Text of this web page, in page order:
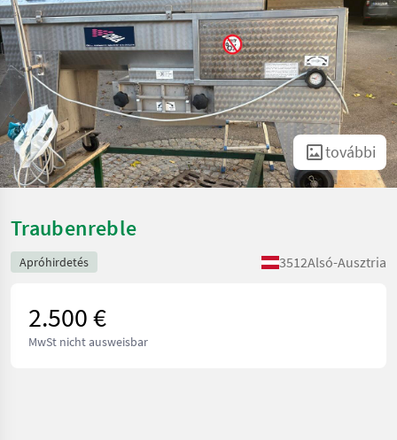
további
Traubenreble
Apróhirdetés 3512Alsó-Ausztria
2.500 €
MwSt nicht ausweisbar